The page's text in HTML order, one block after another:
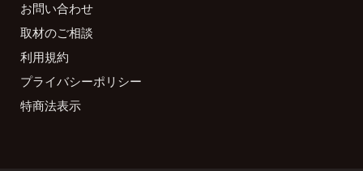
お問い合わせ
取材のご相談
利用規約
プライバシーポリシー
特商法表示